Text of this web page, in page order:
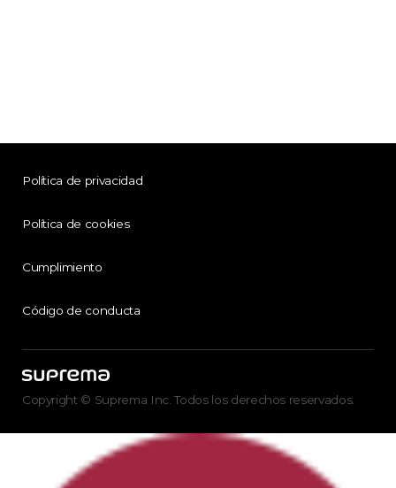
Política de privacidad
Política de cookies
Cumplimiento
Código de conducta
Copyright © Suprema Inc. Todos los derechos reservados.